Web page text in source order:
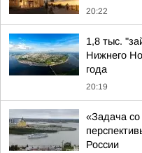
20:22
1,8 тыс.
Нижнего
года
20:19
«Задача со
России